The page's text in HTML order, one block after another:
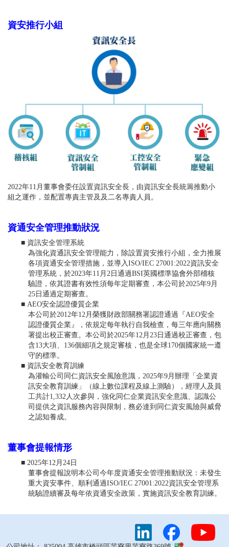
資安推行小組
2022年11月董事會委任設置資訊安全長，由資訊安全長統籌推動小
組之運作，並配置專責主管及及二名專責人員。
資通安全管理推動狀況
資訊安全管理系統
為強化資通訊安全管理能力，除設置資安推行小組，全力推展
各項資通安全管理措施，並導入ISO/IEC 27001:2022資訊安全
管理系統，於2023年11月2日通過BSI英國標準協會外部稽核
驗證，依其證書有效性須每年定期審查，本公司於2025年9月
25日通過定期審查。
AEO安全認證優質企業
本公司於2012年12月榮獲財政部關務署認證通過『AEO安全
認證優質企業』，依規定每年執行自我檢查，每三年應向關務
署提出校正審查。本公司於2025年12月23日通過校正審查，包
含13大項、136個細項之規定審核，也是全球170個國家統一遵
守的標準。
資訊安全教育訓練
為灌輸公司同仁資訊安全風險意識，2025年9月辦理「企業資
訊安全教育訓練」（線上數位課程及線上測驗），經理人及員
工共計1,332人次參與，強化同仁企業資訊安全意識、認識公
司提供之資訊服務內容與限制，務必達到同仁資安風險與威脅
之認知養成。
董事會提報情形
2025年12月24日
董事會提報說明本公司今年度資通安全管理推動狀況：未發生
重大資安事件、順利通過ISO/IEC 27001:2022資訊安全管理系
統驗證續審及每年依資通安全政策，實施資訊安全教育訓練。